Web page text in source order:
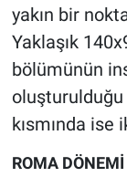
yakın bir
Yaklaşık
bölümünün
oluşturulduğu
kısmında ise
ROMA